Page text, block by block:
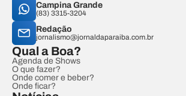
Campina Grande
(83) 3315-3204
Redação
jornalismo@jornaldaparaiba.com.br
Qual a Boa?
Agenda de Shows
O que fazer?
Onde comer e beber?
Onde ficar?